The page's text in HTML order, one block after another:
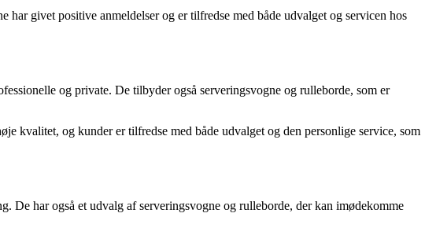
givet positive anmeldelser og er tilfredse med både udvalget og servicen hos
og private. De tilbyder også serveringsvogne og rulleborde, som er
kvalitet, og kunder er tilfredse med både udvalget og den personlige service, som
har også et udvalg af serveringsvogne og rulleborde, der kan imødekomme